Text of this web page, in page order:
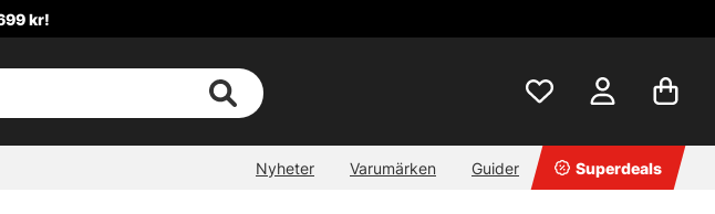
kr!
Nyheter Varumärken Guider Superdeals